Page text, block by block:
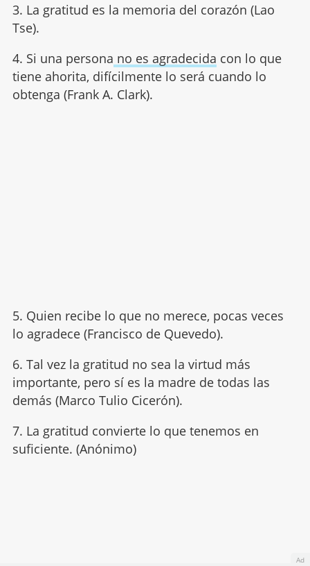
3. La gratitud es la memoria del corazón (Lao
Tse).
4. Si una persona no es agradecida con lo que
tiene ahorita, difícilmente lo será cuando lo
obtenga (Frank A. Clark).
5. Quien recibe lo que no merece, pocas veces
lo agradece (Francisco de Quevedo).
6. Tal vez la gratitud no sea la virtud más
importante, pero sí es la madre de todas las
demás (Marco Tulio Cicerón).
7. La gratitud convierte lo que tenemos en
suficiente. (Anónimo)
Ad